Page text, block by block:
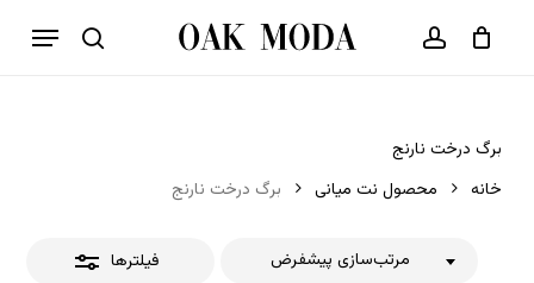
جستجو حساب کاربری
فهرست
سبد خرید بستن
برگ درخت نارنج
خانه
محصول نت میانی برگ درخت نارنج
فیلترها
مرتب‌سازی پیشفرض
بستن